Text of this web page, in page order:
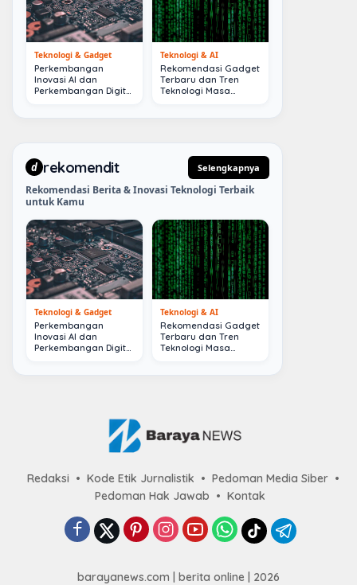
Teknologi & Gadget
Perkembangan
Inovasi AI dan
Perkembangan Digital
Teknologi & AI
Rekomendasi Gadget
Terbaru dan Tren
Teknologi Masa
d rekomendit Selengkapnya
Rekomendasi Berita & Inovasi Teknologi Terbaik
untuk Kamu
Teknologi & Gadget
Perkembangan
Inovasi AI dan
Perkembangan Digital
Teknologi & AI
Rekomendasi Gadget
Terbaru dan Tren
Teknologi Masa
Redaksi Kode Etik Jurnalistik
Pedoman Media Siber
Pedoman Hak Jawab
Kontak
barayanews.com | berita online | 2026